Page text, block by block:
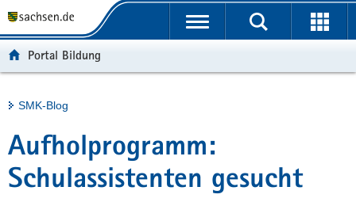
t
b
e
r
g
u
n
h
a
l
e
v
c
e
Portalübergreifende
Portal Bildung
Hauptinhalt
SMK-Blog
Aufholprogramm:
Schulassistenten gesucht